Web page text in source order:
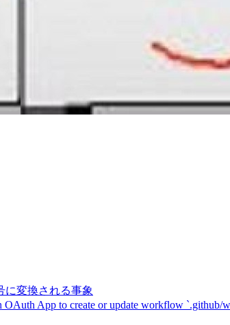
に変換される事象
OAuth App to create or update workflow